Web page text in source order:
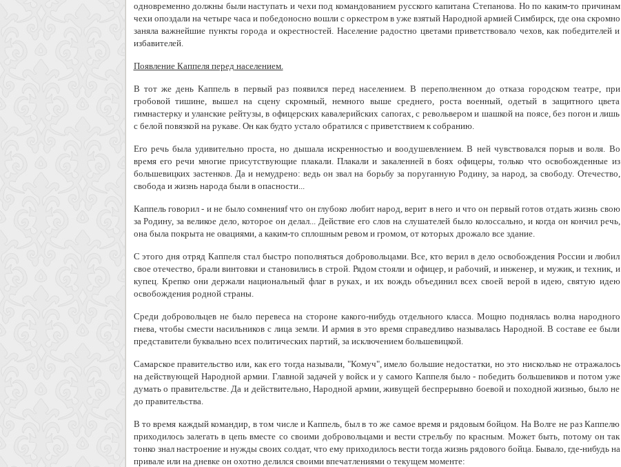
одновременно должны были наступать и чехи под командованием русского капитана Степанова. Но по каким-то причинам
чехи опоздали на четыре часа и победоносно вошли с оркестром в уже взятый Народной армией Симбирск, где она скромно
заняла важнейшие пункты города и окрестностей. Население радостно цветами приветствовало чехов, как победителей и
избавителей.
Появление Каппеля перед населением.
В тот же день Каппель в первый раз появился перед населением. В переполненном до отказа городском театре, при
гробовой тишине, вышел на сцену скромный, немного выше среднего, роста военный, одетый в защитного цвета
гимнастерку и уланские рейтузы, в офицерских кавалерийских сапогах, с револьвером и шашкой на поясе, без погон и лишь
с белой повязкой на рукаве. Он как будто устало обратился с приветствием к собранию.
Его речь была удивительно проста, но дышала искренностью и воодушевлением. В ней чувствовался порыв и воля. Во
время его речи многие присутствующие плакали. Плакали и закаленней в боях офицеры, только что освобожденные из
большевицких застенков. Да и немудрено: ведь он звал на борьбу за поруганную Родину, за народ, за свободу. Отечество,
свобода и жизнь народа были в опасности...
Каппель говорил - и не было сомненияf что он глубоко любит народ, верит в него и что он первый готов отдать жизнь свою
за Родину, за великое дело, которое он делал... Действие его слов на слушателей было колоссально, и когда он кончил речь,
она была покрыта не овациями, а каким-то сплошным ревом и громом, от которых дрожало все здание.
С этого дня отряд Каппеля стал быстро пополняться добровольцами. Все, кто верил в дело освобождения России и любил
свое отечество, брали винтовки и становились в строй. Рядом стояли и офицер, и рабочий, и инженер, и мужик, и техник, и
купец. Крепко они держали национальный флаг в руках, и их вождь объединил всех своей верой в идею, святую идею
освобождения родной страны.
Среди добровольцев не было перевеса на стороне какого-нибудь отдельного класса. Мощно поднялась волна народного
гнева, чтобы смести насильников с лица земли. И армия в это время справедливо называлась Народной. В составе ее были
представители буквально всех политических партий, за исключением большевицкой.
Самарское правительство или, как его тогда называли, "Комуч", имело большие недостатки, но это нисколько не отражалось
на действующей Народной армии. Главной задачей у войск и у самого Каппеля было - победить большевиков и потом уже
думать о правительстве. Да и действительно, Народной армии, живущей беспрерывно боевой и походной жизнью, было не
до правительства.
В то время каждый командир, в том числе и Каппель, был в то же самое время и рядовым бойцом. На Волге не раз Каппелю
приходилось залегать в цепь вместе со своими добровольцами и вести стрельбу по красным. Может быть, потому он так
тонко знал настроение и нужды своих солдат, что ему приходилось вести тогда жизнь рядового бойца. Бывало, где-нибудь на
привале или на дневке он охотно делился своими впечатлениями о текущем моменте:
Свидетельство